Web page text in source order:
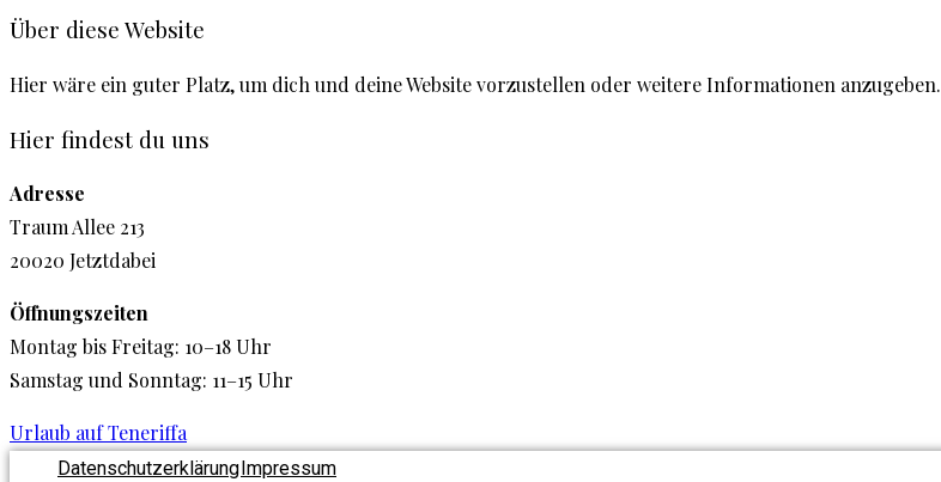
Über diese Website
Hier wäre ein guter Platz, um dich und deine Website vorzustellen oder weitere Informationen anzugeben.
Hier findest du uns
Adresse
Traum Allee 213
20020 Jetztdabei
Öffnungszeiten
Montag bis Freitag: 10–18 Uhr
Samstag und Sonntag: 11–15 Uhr
Urlaub auf Teneriffa
Datenschutzerklärung Impressum